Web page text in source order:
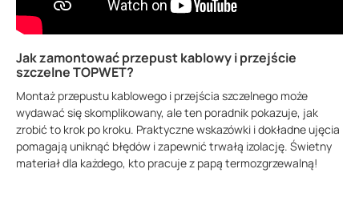
Jak zamontować przepust kablowy i przejście
szczelne TOPWET?
Montaż przepustu kablowego i przejścia szczelnego może
wydawać się skomplikowany, ale ten poradnik pokazuje, jak
zrobić to krok po kroku. Praktyczne wskazówki i dokładne ujęcia
pomagają uniknąć błędów i zapewnić trwałą izolację. Świetny
materiał dla każdego, kto pracuje z papą termozgrzewalną!